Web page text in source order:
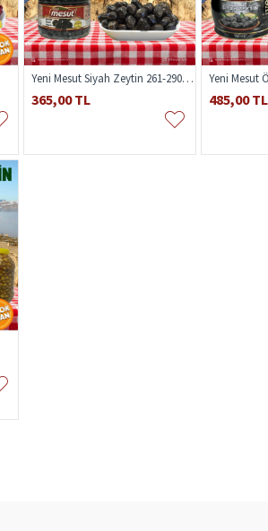
Yeni Mesut Siyah Zeytin 261-290 M İri Özel 1kg
365,00 TL
Yeni Mesut
485,00 TL